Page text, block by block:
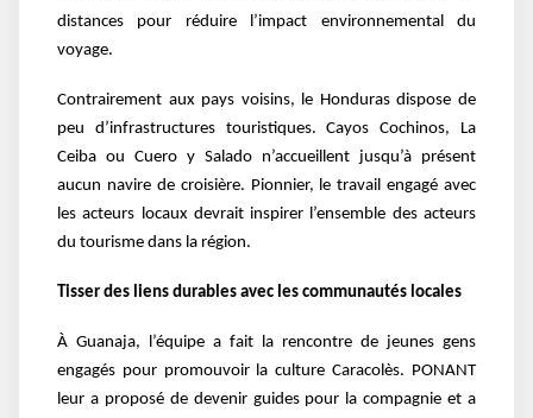
distances pour réduire l’impact environnemental du
voyage.
Contrairement aux pays voisins, le Honduras dispose de
peu d’infrastructures touristiques. Cayos Cochinos, La
Ceiba ou Cuero y Salado n’accueillent jusqu’à présent
aucun navire de croisière. Pionnier, le travail engagé avec
les acteurs locaux devrait inspirer l’ensemble des acteurs
du tourisme dans la région.
Tisser des liens durables avec les communautés locales
À Guanaja, l’équipe a fait la rencontre de jeunes gens
engagés pour promouvoir la culture Caracolès. PONANT
leur a proposé de devenir guides pour la compagnie et a